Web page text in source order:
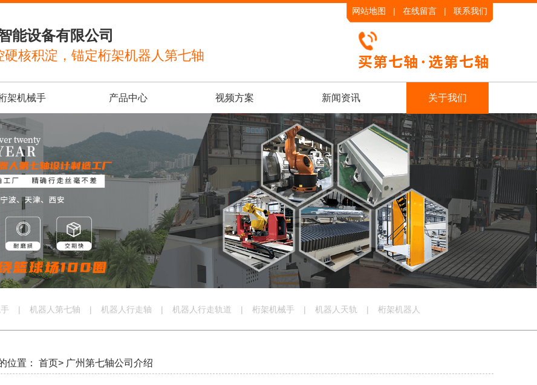
网站地图 | 在线留言 | 联系我们
能设备有限公司
硬核积淀，锚定桁架机器人第七轴
架机械手 产品中心 视频方案 新闻资讯 关于我们
| 机器人第七轴 | 机器人行走轴 | 机器人行走轨道 | 桁架机械手 | 机器人天轨 | 桁架机器人
位置： 首页> 广州第七轴公司介绍